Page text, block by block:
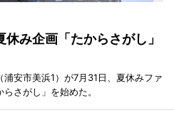
み企画「たからさがし」
安市美浜1）が7月31日、夏休みファ
さがし」を始めた。